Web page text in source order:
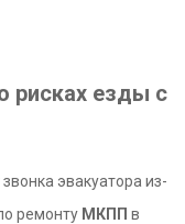
рисках езды с
эвакуатора из-
ремонту МКПП в